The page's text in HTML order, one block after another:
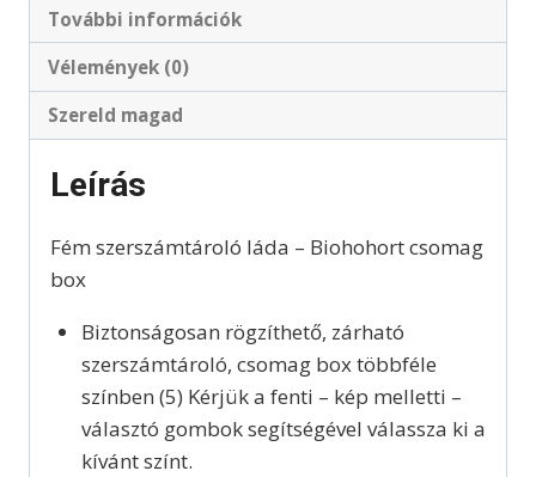
További információk
Vélemények (0)
Szereld magad
Leírás
Fém szerszámtároló láda – Biohohort csomag
box
Biztonságosan rögzíthető, zárható
szerszámtároló, csomag box többféle
színben (5) Kérjük a fenti – kép melletti –
választó gombok segítségével válassza ki a
kívánt színt.